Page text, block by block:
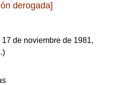
derogada]
17 de noviembre de 1981,
)